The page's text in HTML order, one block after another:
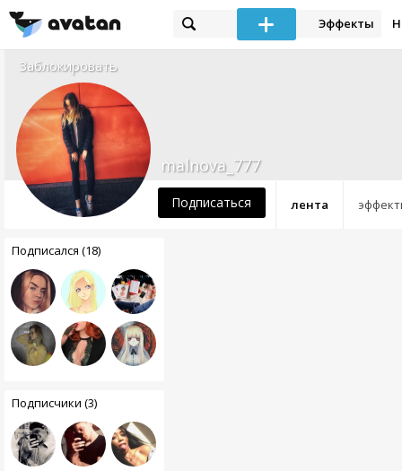
Эффекты
Заблокировать
лента
malnova_777
Подписаться
Подписался (18)
Подписчики (3)